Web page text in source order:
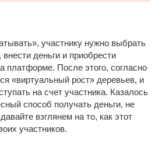
участнику нужно выбрать
деньги и приобрести
платформе. После этого, согласно
«виртуальный рост» деревьев, и
на счет участника. Казалось
способ получать деньги, не
взглянем на то, как этот
участников.